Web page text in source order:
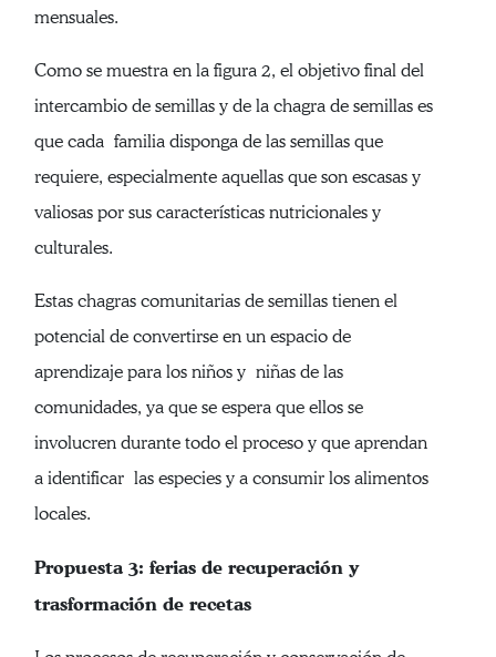
mensuales.
Como se muestra en la figura 2, el objetivo final del
intercambio de semillas y de la chagra de semillas es
que cada familia disponga de las semillas que
requiere, especialmente aquellas que son escasas y
valiosas por sus características nutricionales y
culturales.
Estas chagras comunitarias de semillas tienen el
potencial de convertirse en un espacio de
aprendizaje para los niños y niñas de las
comunidades, ya que se espera que ellos se
involucren durante todo el proceso y que aprendan
a identificar las especies y a consumir los alimentos
locales.
Propuesta 3: ferias de recuperación y
trasformación de recetas